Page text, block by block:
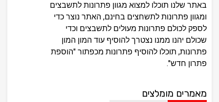
באתר שלנו תוכלו למצוא מגוון פתרונות לתשבצים
ומגוון פתרונות לתשחצים בחינם, האתר נוצר כדי
לספק לכולם פתרונות מעולים לתשבצים וכדי
שכולם יהנו ממנו נצטרך להוסיף עוד המון המון
פתרונות, תוכלו להוסיף פתרונות מכפתור "הוספת
פתרון חדש".
מאמרים מומלצים